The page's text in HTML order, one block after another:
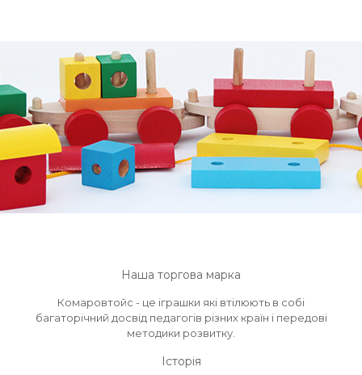
Наша торгова марка
Комаровтойс - це іграшки які втілюють в собі
багаторічний досвід педагогів різних країн і передові
методики розвитку.
Історія